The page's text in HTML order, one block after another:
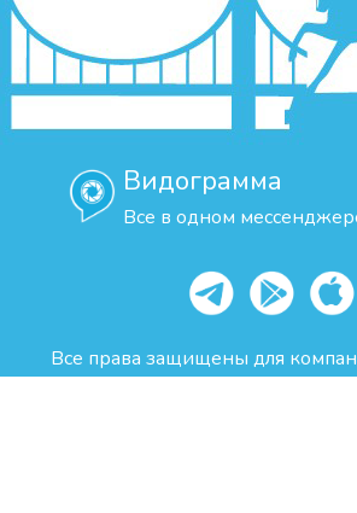
Видограмма
Все в одном
Все права защищены для